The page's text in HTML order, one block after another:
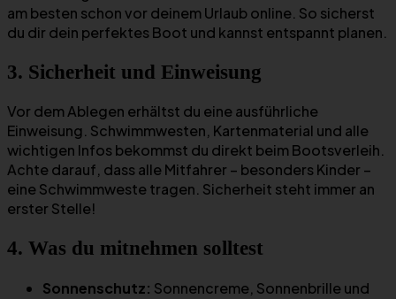
am besten schon vor deinem Urlaub online. So sicherst
du dir dein perfektes Boot und kannst entspannt planen.
3. Sicherheit und Einweisung
Vor dem Ablegen erhältst du eine ausführliche
Einweisung. Schwimmwesten, Kartenmaterial und alle
wichtigen Infos bekommst du direkt beim Bootsverleih.
Achte darauf, dass alle Mitfahrer – besonders Kinder –
eine Schwimmweste tragen. Sicherheit steht immer an
erster Stelle!
4. Was du mitnehmen solltest
Sonnenschutz: Sonnencreme, Sonnenbrille und